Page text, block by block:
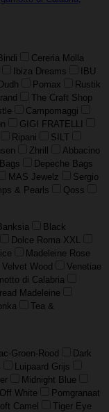
Cereria Molla
Ibiza Dreams
IBU
Pomax
Rustik
The Craft Shop
Campomaggi
GIGI FRATELLI
Ripani
SILT
Zhrill
Abbacino
Depeche Bags
MAS Jewelz
Sergio
& Pearls
Qoss
Black
Dolce Roma XXL
Madeleine Rose
Velvet Wood
Venetiae
di Calabria
Madeleine
Tea &
Groen-Rood
Dark
Luipaard Grijs
Midnight Blue
Off White
Pomgranaat
Camel
Tiger Eye